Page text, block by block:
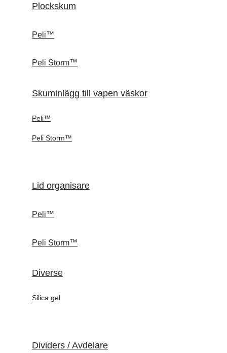
Plockskum
Peli™
Peli Storm™
Skuminlägg till vapen väskor
Peli™
Peli Storm™
Lid organisare
Peli™
Peli Storm™
Diverse
Silica gel
Dividers / Avdelare